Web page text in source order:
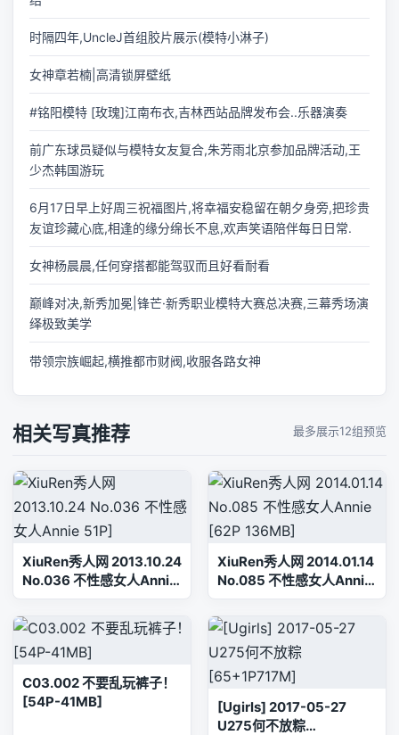
时隔四年,UncleJ首组胶片展示(模特小淋子)
女神章若楠|高清锁屏壁纸
#铭阳模特 [玫瑰]江南布衣,吉林西站品牌发布会..乐器演奏
前广东球员疑似与模特女友复合,朱芳雨北京参加品牌活动,王
少杰韩国游玩
6月17日早上好周三祝福图片,将幸福安稳留在朝夕身旁,把珍贵
友谊珍藏心底,相逢的缘分绵长不息,欢声笑语陪伴每日日常.
女神杨晨晨,任何穿搭都能驾驭而且好看耐看
巅峰对决,新秀加冕|锋芒·新秀职业模特大赛总决赛,三幕秀场演
绎极致美学
带领宗族崛起,横推都市财阀,收服各路女神
相关写真推荐 最多展示12组预览
XiuRen秀人网 2013.10.24
No.036 不性感女人Annie
51P]
XiuRen秀人网 2014.01.14
No.085 不性感女人Annie
[62P 136MB]
C03.002 不要乱玩裤子！
[54P-41MB]
[Ugirls] 2017-05-27
U275何不放粽